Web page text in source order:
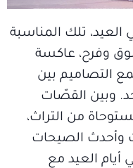
العيد، تلك المناسبة
وفرح، عاكسة
التصاميم بين
وبين القصّات
من التراث،
وأحدث الصيحات
أيام العيد مع